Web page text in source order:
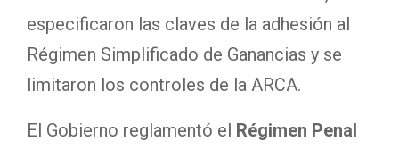
especificaron las claves de la adhesión al
Régimen Simplificado de Ganancias y se
limitaron los controles de la ARCA.
El Gobierno reglamentó el Régimen Penal